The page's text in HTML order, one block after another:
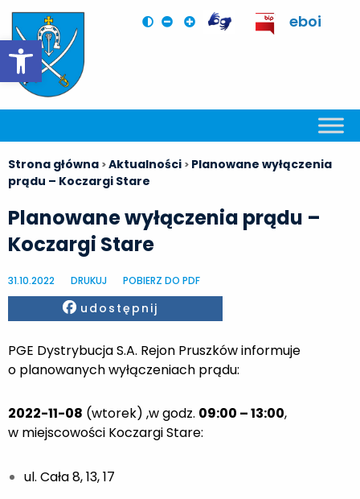
Otwórz pasek narzędzi
eboi
Strona główna >Aktualności > Planowane wyłączenia
prądu – Koczargi Stare
Planowane wyłączenia prądu –
Koczargi Stare
31.10.2022 DRUKUJ POBIERZ DO PDF
Facebook
udostępnij
PGE Dystrybucja S.A. Rejon Pruszków informuje
o planowanych wyłączeniach prądu:
2022-11-08 (wtorek) ,w godz. 09:00 – 13:00,
w miejscowości Koczargi Stare:
ul. Cała 8, 13, 17